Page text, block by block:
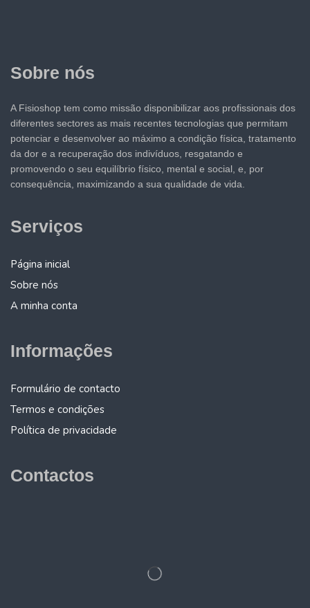
Sobre nós
A Fisioshop tem como missão disponibilizar aos profissionais dos
diferentes sectores as mais recentes tecnologias que permitam
potenciar e desenvolver ao máximo a condição física, tratamento
da dor e a recuperação dos indivíduos, resgatando e
promovendo o seu equilíbrio físico, mental e social, e, por
consequência, maximizando a sua qualidade de vida.
Serviços
Página inicial
Sobre nós
A minha conta
Informações
Formulário de contacto
Termos e condições
Política de privacidade
Contactos